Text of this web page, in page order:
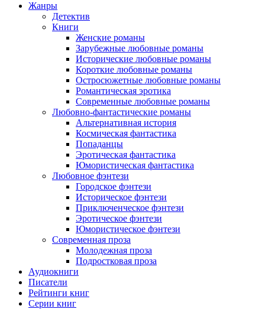
Жанры
Детектив
Книги
Женские романы
Зарубежные любовные романы
Исторические любовные романы
Короткие любовные романы
Остросюжетные любовные романы
Романтическая эротика
Современные любовные романы
Любовно-фантастические романы
Альтернативная история
Космическая фантастика
Попаданцы
Эротическая фантастика
Юмористическая фантастика
Любовное фэнтези
Городское фэнтези
Историческое фэнтези
Приключенческое фэнтези
Эротическое фэнтези
Юмористическое фэнтези
Современная проза
Молодежная проза
Подростковая проза
Аудиокниги
Писатели
Рейтинги книг
Серии книг